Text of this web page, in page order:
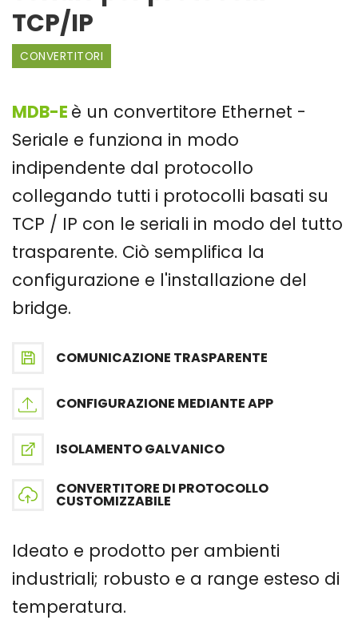
TCP/IP
CONVERTITORI
MDB-E è un convertitore Ethernet -
Seriale e funziona in modo
indipendente dal protocollo
collegando tutti i protocolli basati su
TCP / IP con le seriali in modo del tutto
trasparente. Ciò semplifica la
configurazione e l'installazione del
bridge.
COMUNICAZIONE TRASPARENTE
CONFIGURAZIONE MEDIANTE APP
ISOLAMENTO GALVANICO
CONVERTITORE DI PROTOCOLLO
CUSTOMIZZABILE
Ideato e prodotto per ambienti
industriali; robusto e a range esteso di
temperatura.